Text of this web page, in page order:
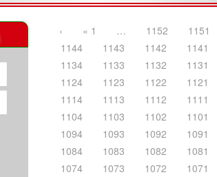
‹ « 1 … 1152 1151
1144
1143 1142 1141
1134
1133 1132 1131
1124
1123 1122 1121
1114
1113 1112 1111
1104
1103 1102 1101
1094
1093 1092 1091
1084
1083 1082 1081
1074
1073 1072 1071